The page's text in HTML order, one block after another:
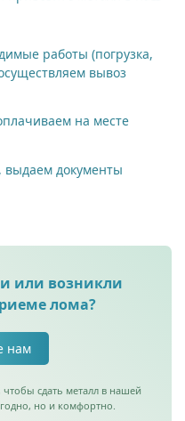
работы (погрузка,
вывоз
на месте
выдаем документы
или возникли
лома?
нам
сдать металл в нашей
но и комфортно.